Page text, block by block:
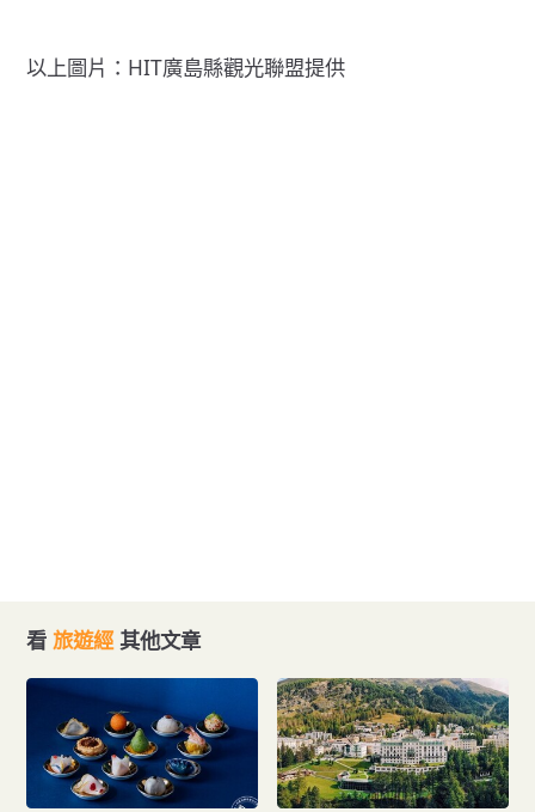
以上圖片：HIT廣島縣觀光聯盟提供
看 旅遊經 其他文章